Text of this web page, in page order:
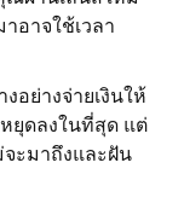
อาจใช้เวลา
อย่างจ่ายเงินให้
ยุดลงในที่สุด แต่
ะมาถึงและฝัน